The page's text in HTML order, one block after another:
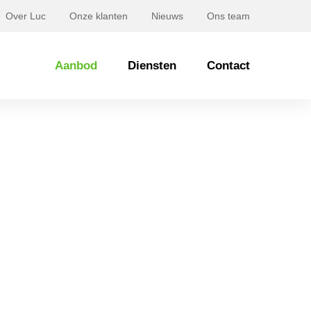
Over Luc Onze klanten Nieuws Ons team
Aanbod Diensten Contact